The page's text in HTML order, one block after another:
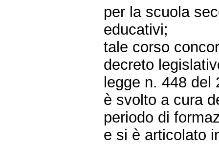
per la scuola
educativi;
tale corso
decreto
legge n. 448
è svolto a cura
periodo di
e si è articolato